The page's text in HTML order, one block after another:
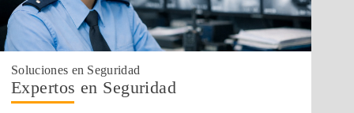
Soluciones en Seguridad
Expertos en Seguridad